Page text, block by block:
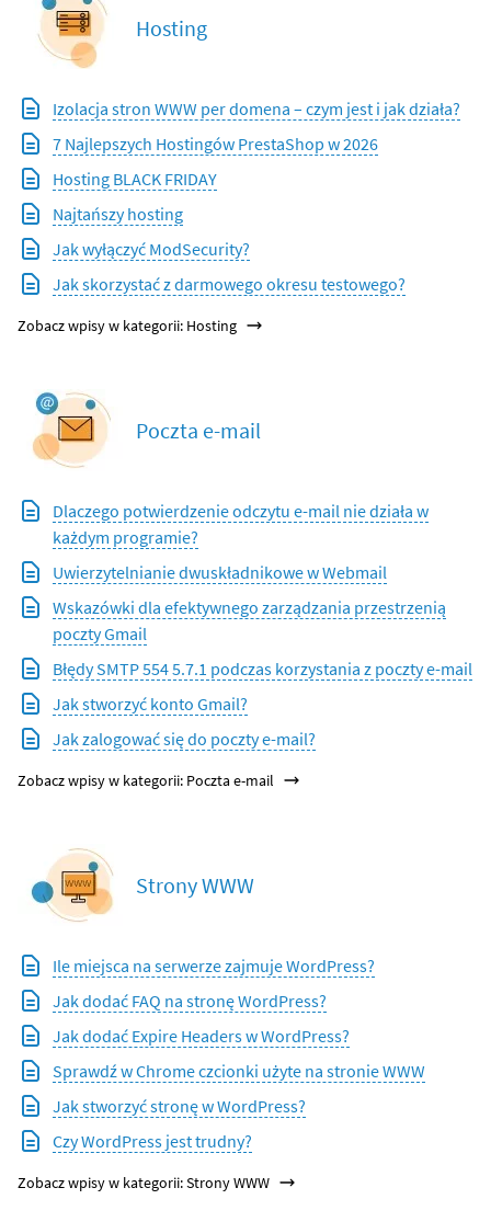
Hosting
Izolacja stron WWW per domena – czym jest i jak działa?
7 Najlepszych Hostingów PrestaShop w 2026
Hosting BLACK FRIDAY
Najtańszy hosting
Jak wyłączyć ModSecurity?
Jak skorzystać z darmowego okresu testowego?
Zobacz wpisy w kategorii: Hosting
Poczta e-mail
Dlaczego potwierdzenie odczytu e-mail nie działa w
każdym programie?
Uwierzytelnianie dwuskładnikowe w Webmail
Wskazówki dla efektywnego zarządzania przestrzenią
poczty Gmail
Błędy SMTP 554 5.7.1 podczas korzystania z poczty e-mail
Jak stworzyć konto Gmail?
Jak zalogować się do poczty e-mail?
Zobacz wpisy w kategorii: Poczta e-mail
Strony WWW
Ile miejsca na serwerze zajmuje WordPress?
Jak dodać FAQ na stronę WordPress?
Jak dodać Expire Headers w WordPress?
Sprawdź w Chrome czcionki użyte na stronie WWW
Jak stworzyć stronę w WordPress?
Czy WordPress jest trudny?
Zobacz wpisy w kategorii: Strony WWW